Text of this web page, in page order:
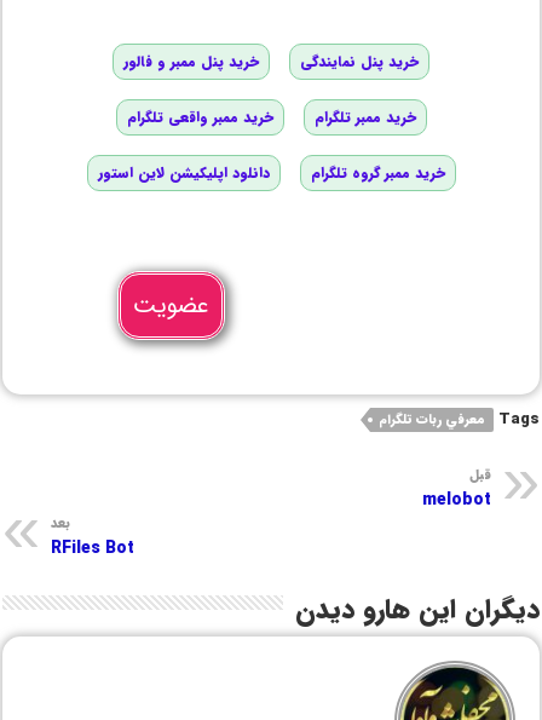
خرید پنل نمایندگی خرید پنل ممبر و فالور
خرید ممبر تلگرام خرید ممبر واقعی تلگرام
خرید ممبر گروه تلگرام دانلود اپلیکیشن لاین استور
عضویت
Tags معرفي ربات تلگرام
قبل
melobot
بعد
RFiles Bot
دیگران این هارو دیدن